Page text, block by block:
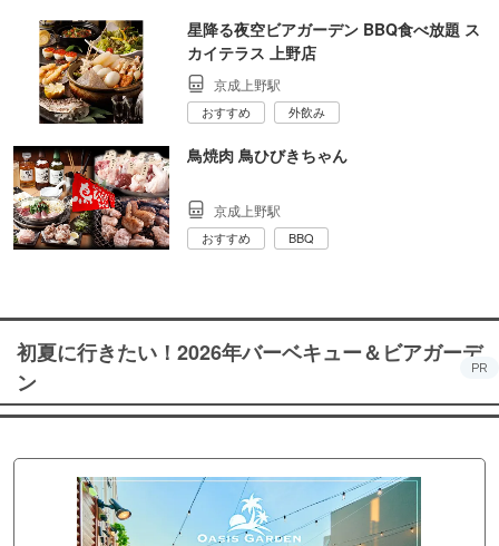
星降る夜空ビアガーデン BBQ食べ放題 ス
カイテラス 上野店
京成上野駅
おすすめ 外飲み
鳥焼肉 鳥ひびきちゃん
京成上野駅
おすすめ BBQ
初夏に行きたい！2026年バーベキュー＆ビアガーデ
ン
PR